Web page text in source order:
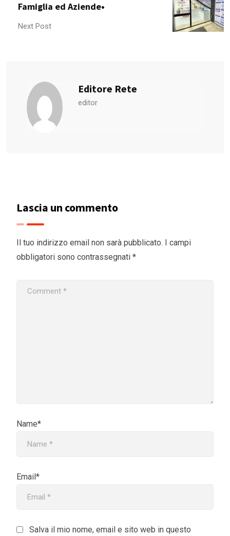
Famiglia ed Aziende•
Next Post
Editore Rete
editor
Lascia un commento
Il tuo indirizzo email non sarà pubblicato. I campi
obbligatori sono contrassegnati *
Name*
Email*
Salva il mio nome, email e sito web in questo